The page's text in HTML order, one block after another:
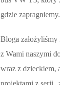
gdzie zapragniemy.
Bloga
z Wami naszymi
wraz z dzieckiem,